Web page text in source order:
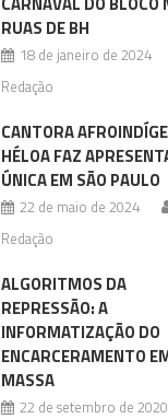
RUAS DE BH
18 de janeiro de 2024
Redação
CANTORA
HÉLOA FAZ
ÚNICA EM SÃO PAULO
22 de maio de 2024
Redação
ALGORITMOS DA
REPRESSÃO: A
INFORMATIZAÇÃO DO
ENCARCERAMENTO
MASSA
22 de setembro de 2020